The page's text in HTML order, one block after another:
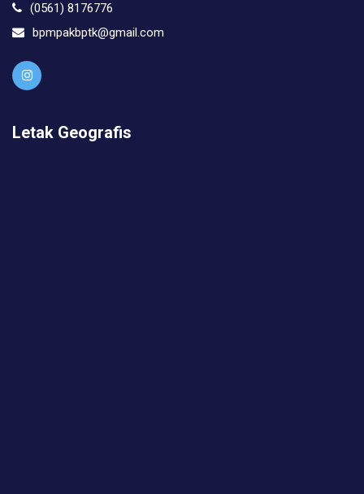
(0561) 8176776
bpmpakbptk@gmail.com
Letak Geografis